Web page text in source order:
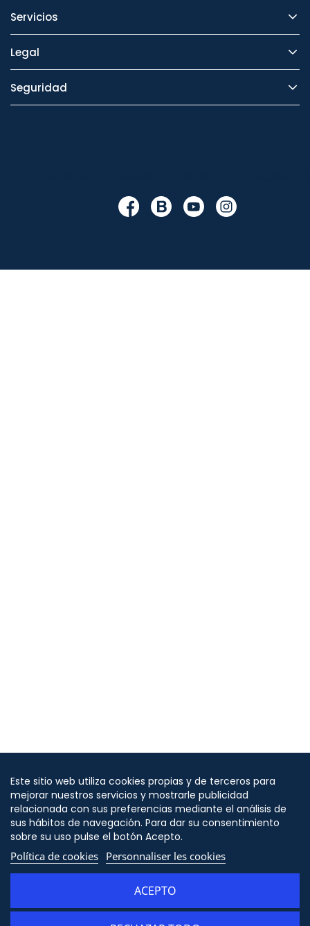
Servicios
Legal
Seguridad
Este sitio web utiliza cookies propias y de terceros para
mejorar nuestros servicios y mostrarle publicidad
relacionada con sus preferencias mediante el análisis de
sus hábitos de navegación. Para dar su consentimiento
sobre su uso pulse el botón Acepto.
Política de cookies Personnaliser les cookies
ACEPTO